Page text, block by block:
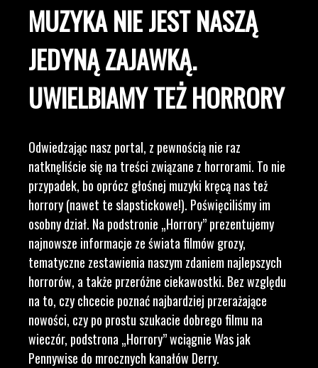
MUZYKA NIE JEST NASZĄ
JEDYNĄ ZAJAWKĄ.
UWIELBIAMY TEŻ HORRORY
Odwiedzając nasz portal, z pewnością nie raz
natknęliście się na treści związane z horrorami. To nie
przypadek, bo oprócz głośnej muzyki kręcą nas też
horrory (nawet te slapstickowe!). Poświęciliśmy im
osobny dział. Na podstronie „Horrory” prezentujemy
najnowsze informacje ze świata filmów grozy,
tematyczne zestawienia naszym zdaniem najlepszych
horrorów, a także przeróżne ciekawostki. Bez względu
na to, czy chcecie poznać najbardziej przerażające
nowości, czy po prostu szukacie dobrego filmu na
wieczór, podstrona „Horrory” wciągnie Was jak
Pennywise do mrocznych kanałów Derry.